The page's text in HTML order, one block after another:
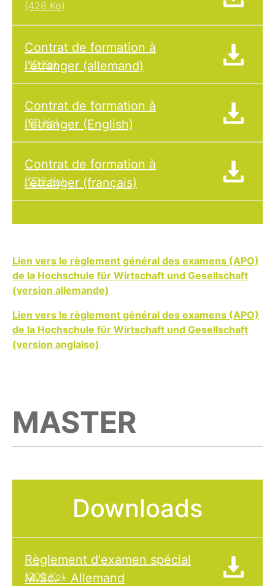
(428 Ko)
Contrat de formation à
l'étranger (allemand)
(10 Ko)
Contrat de formation à
l'étranger (English)
(85 Ko)
Contrat de formation à
l'étranger (français)
(239 Ko)
Lien vers le règlement général des examens (APO)
de la Hochschule für Wirtschaft und Gesellschaft
(version allemande)
Lien vers le règlement général des examens (APO)
de la Hochschule für Wirtschaft und Gesellschaft
(version anglaise)
MASTER
Downloads
Règlement d'examen spécial
M.Sc. - Allemand
(205 Ko)